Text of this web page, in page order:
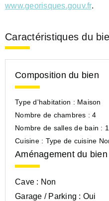
www.georisques.gouv.fr.
Caractéristiques du
Composition du bien
Type d'habitation : Maison
Nombre de chambres :4
Nombre de salles de bain : 1
Cuisine : Type de cuisine
Aménagement du bien
Cave : Non
Garage / Parking : Oui